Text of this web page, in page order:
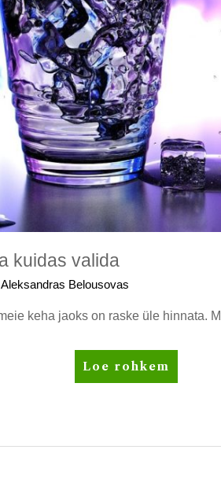
kuidas valida
Aleksandras Belousovas
keha jaoks on raske üle hinnata.
Veefiltrid:
mida
ja
Loe rohkem